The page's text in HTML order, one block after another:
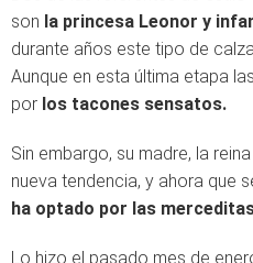
son la princesa Leonor y
durante años este tipo de
Aunque en esta última etapa
por los tacones sensatos.
Sin embargo, su madre, la
nueva tendencia, y ahora que
ha optado por las
Lo hizo el pasado mes de